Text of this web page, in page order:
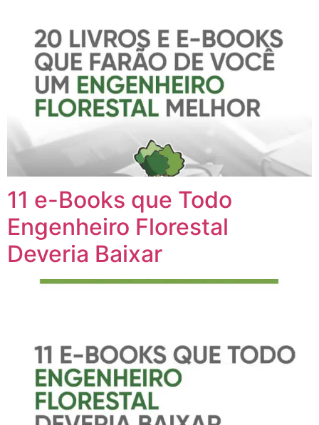
11 e-Books que Todo
Engenheiro Florestal
Deveria Baixar